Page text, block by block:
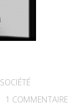
SOCIÉTÉ
1 COMMENTAIRE